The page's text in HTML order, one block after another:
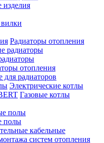
изделия
Радиаторы отопления
радиаторы
отопления
радиаторов
Электрические котлы
Газовые котлы
полы
полы
кабельные